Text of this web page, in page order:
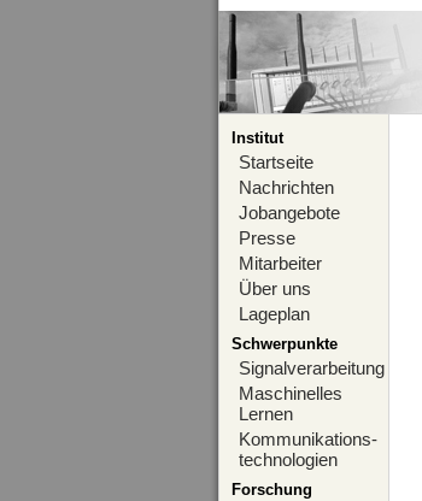
Institut
Startseite
Nachrichten
Jobangebote
Presse
Mitarbeiter
Über uns
Lageplan
Schwerpunkte
Signalverarbeitung
Maschinelles
Lernen
Kommunikations-
technologien
Forschung